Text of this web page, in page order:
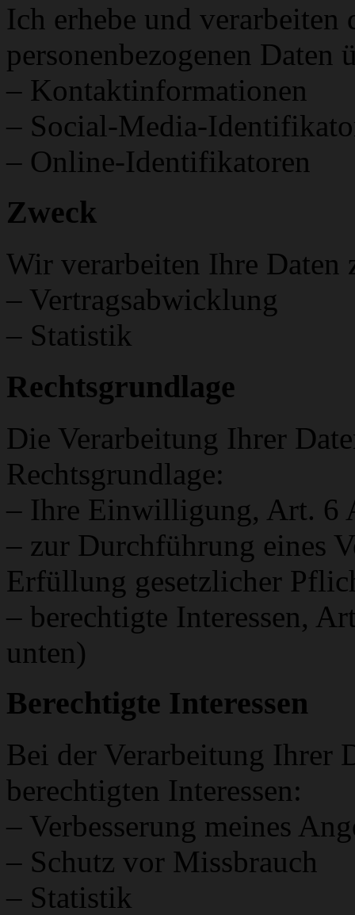
Ich erhebe und verarbeiten
personenbezogenen Daten
– Kontaktinformationen
– Social-Media-
– Online-Identifikatoren
Zweck
Wir verarbeiten Ihre Daten
– Vertragsabwicklung
– Statistik
Rechtsgrundlage
Die Verarbeitung Ihrer
Rechtsgrundlage:
– Ihre Einwilligung, Art. 6
– zur Durchführung eines
Erfüllung gesetzlicher
– berechtigte Interessen,
unten)
Berechtigte Interessen
Bei der Verarbeitung Ihrer
berechtigten Interessen:
– Verbesserung meines
– Schutz vor Missbrauch
– Statistik